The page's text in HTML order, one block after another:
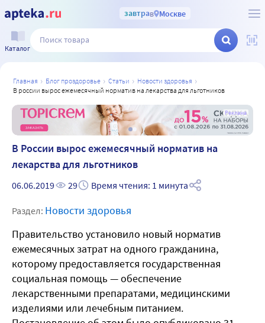
завтрав Москве
Каталог
главная блог проздоровье статьи
новости здоровья
в россии вырос ежемесячный норматив на лекарства для льготников
Реклама
В России вырос ежемесячный норматив на
лекарства для льготников
06.06.2019 29 Время чтения: 1 минута
Раздел: Новости здоровья
Правительство установило новый норматив
ежемесячных затрат на одного гражданина,
которому предоставляется государственная
социальная помощь — обеспечение
лекарственными препаратами, медицинскими
изделиями или лечебным питанием.